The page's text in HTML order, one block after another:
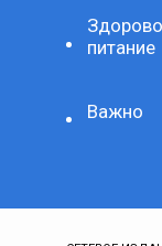
питание
Важно